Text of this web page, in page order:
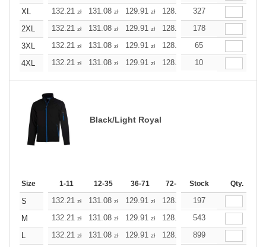
XL
132.21 zł 131.08 zł 129.91 zł 128.78 127.61
327
2XL
132.21 zł 131.08 zł 129.91 zł 128.78 127.61
178
3XL
132.21 zł 131.08 zł 129.91 zł 128.78 127.61
65
4XL
132.21 zł 131.08 zł 129.91 zł 128.78 127.61
10
Black/Light Royal
Size 1-11 12-35 36-71 72-143 144-287 288 +
Stock Qty.
S 132.21 zł 131.08 zł 129.91 zł 128.78 127.61
197
M
132.21 zł 131.08 zł 129.91 zł 128.78 127.61
543
L
132.21 zł 131.08 zł 129.91 zł 128.78 127.61
899